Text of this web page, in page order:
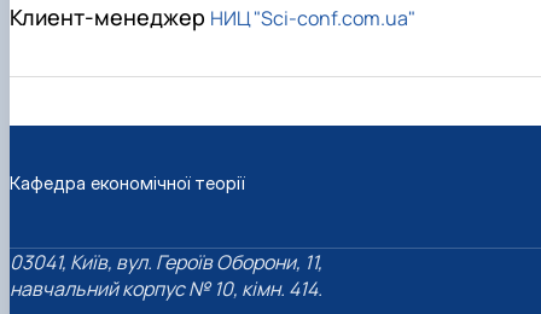
Клиент-менеджер НИЦ "Sci-conf.com.ua"
Кафедра економічної теорії
03041, Київ, вул. Героїв Оборони, 11,
навчальний корпус № 10, кімн. 414.